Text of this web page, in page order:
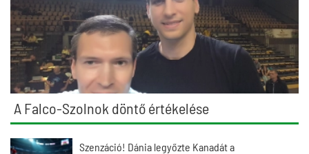
A Falco-Szolnok döntő értékelése
Szenzáció! Dánia legyőzte Kanadát a